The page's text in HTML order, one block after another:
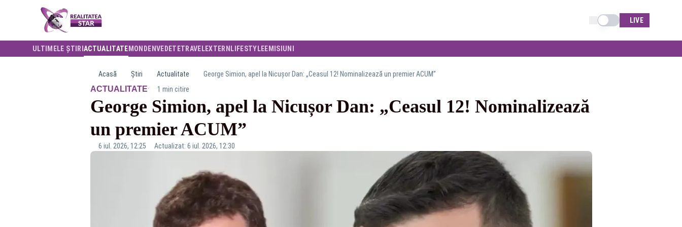
Schimba tema
LIVE
ULTIMELE ȘTIRI ACTUALITATE MONDENVEDETETRAVELEXTERN LIFESTYLEEMISIUNI
Acasă Știri Actualitate George Simion, apel la Nicușor Dan: „Ceasul 12! Nominalizează un premier ACUM”
ACTUALITATE· 1 min citire
George Simion, apel la Nicușor Dan: „Ceasul 12! Nominalizează
un premier ACUM”
6 iul. 2026, 12:25 Actualizat: 6 iul. 2026, 12:30